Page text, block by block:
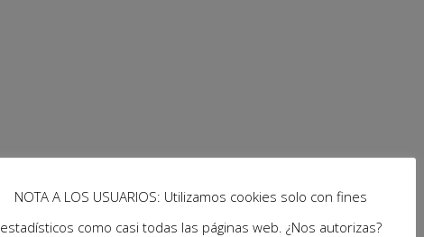
NOTA A LOS USUARIOS: Utilizamos cookies solo con fines
estadísticos como casi todas las páginas web. ¿Nos autorizas?